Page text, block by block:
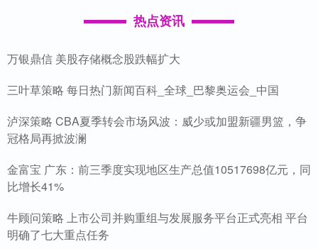
热点资讯
万银鼎信 美股存储概念股跌幅扩大
三叶草策略 每日热门新闻百科_全球_巴黎奥运会_中国
泸深策略 CBA夏季转会市场风波：威少或加盟新疆男篮，争
冠格局再掀波澜
金富宝 广东：前三季度实现地区生产总值10517698亿元，同
比增长41%
牛顾问策略 上市公司并购重组与发展服务平台正式亮相 平台
明确了七大重点任务